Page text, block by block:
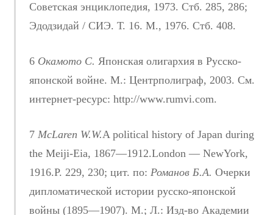
Советская энциклопедия, 1973. Стб. 285, 286;
Эдодзидай / СИЭ. Т. 16. М., 1976. Стб. 408.
6 Окамото С. Японская олигархия в Русско-
японской войне. М.: Центрполиграф, 2003. См.
интернет-ресурс: http://www.rumvi.com.
7 McLaren W.W.A political history of Japan during
the Meiji-Eia, 1867—1912.London — NewYork,
1916.P. 229, 230; цит. по: Романов Б.А. Очерки
дипломатической истории русско-японской
войны (1895—1907). М.; Л.: Изд-во Академии